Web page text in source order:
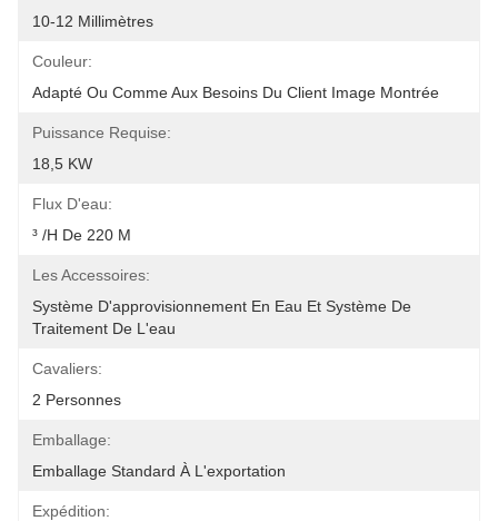
10-12 Millimètres
Couleur:
Adapté Ou Comme Aux Besoins Du Client Image Montrée
Puissance Requise:
18,5 KW
Flux D'eau:
³ /h De 220 M
Les Accessoires:
Système D'approvisionnement En Eau Et Système De
Traitement De L'eau
Cavaliers:
2 Personnes
Emballage:
Emballage Standard À L'exportation
Expédition: